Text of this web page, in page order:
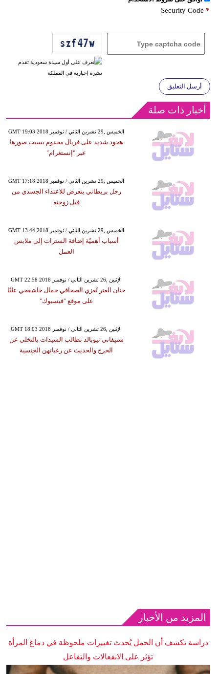
Security Code *
أرسل التعليق
أخبار ذات صلة
GMT 19:03 2018 الخميس ,29 تشرين الثاني / نوفمبر
هجود شديد على فريال مخدوم بسبب صورها
عبر "إنستغرام"
GMT 17:18 2018 الخميس ,29 تشرين الثاني / نوفمبر
رجل بريطاني يتعرض للاعتداء الجسدي من
قبل زوجته
GMT 13:44 2018 الخميس ,29 تشرين الثاني / نوفمبر
أسباب أهميّة إضافة السترات إلى ملابس
العمل
GMT 22:58 2018 الإثنين ,26 تشرين الثاني / نوفمبر
حنان العتر تُعزي الصحافي جمال خاشقجي علنًا
على موقع "فيسبوك"
GMT 18:03 2018 الإثنين ,26 تشرين الثاني / نوفمبر
ستيفاني ثيوبالد تطالب السيدات بالتخلي عن
الحرج والحديث عن رغباتهن الجنسية
المزيد من الأخبار
دراسة تكشف أن الحمل يُحدث تغييرات ملحوظة في دماغ المرأة
تؤثر على الانفعالات والتفاعل